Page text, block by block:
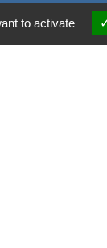
to activate